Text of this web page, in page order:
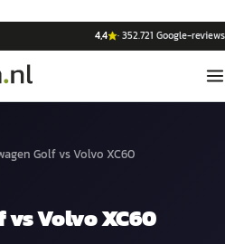
4,4 ·352.721 Google-reviews
GolfvsVolvo XC60
vsVolvo XC60